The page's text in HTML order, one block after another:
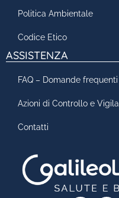
Politica Ambientale
Codice Etico
ASSISTENZA
FAQ – Domande frequenti
Azioni di Controllo e
Contatti